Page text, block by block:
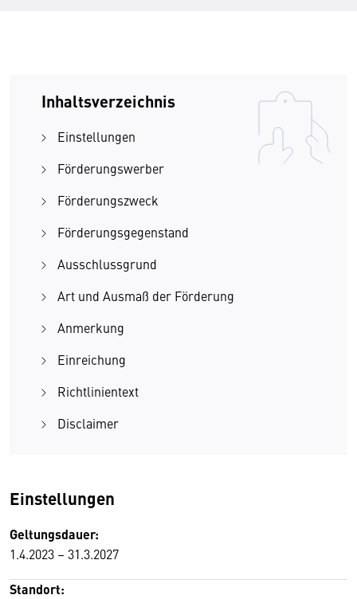
Inhaltsverzeichnis
Einstellungen
Förderungswerber
Förderungszweck
Förderungsgegenstand
Ausschlussgrund
Art und Ausmaß der Förderung
Anmerkung
Einreichung
Richtlinientext
Disclaimer
Einstellungen
Geltungsdauer:
1.4.2023 – 31.3.2027
Standort: